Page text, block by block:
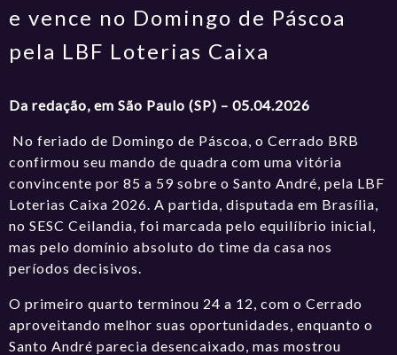
e vence no Domingo de Páscoa
pela LBF Loterias Caixa
Da redação, em São Paulo (SP) – 05.04.2026
No feriado de Domingo de Páscoa, o Cerrado BRB
confirmou seu mando de quadra com uma vitória
convincente por 85 a 59 sobre o Santo André, pela LBF
Loterias Caixa 2026. A partida, disputada em Brasília,
no SESC Ceilandia, foi marcada pelo equilíbrio inicial,
mas pelo domínio absoluto do time da casa nos
períodos decisivos.
O primeiro quarto terminou 24 a 12, com o Cerrado
aproveitando melhor suas oportunidades, enquanto o
Santo André parecia desencaixado, mas mostrou